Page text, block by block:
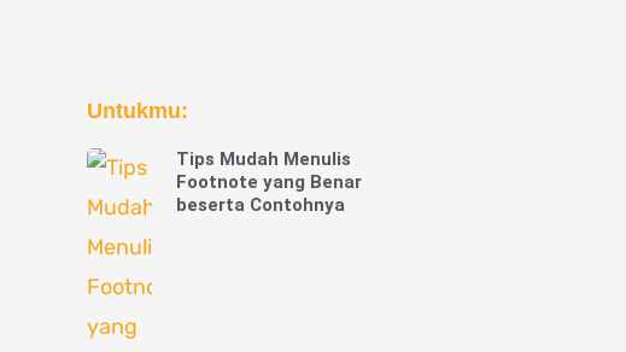
Untukmu:
Tips Mudah Menulis
Footnote yang Benar
beserta Contohnya